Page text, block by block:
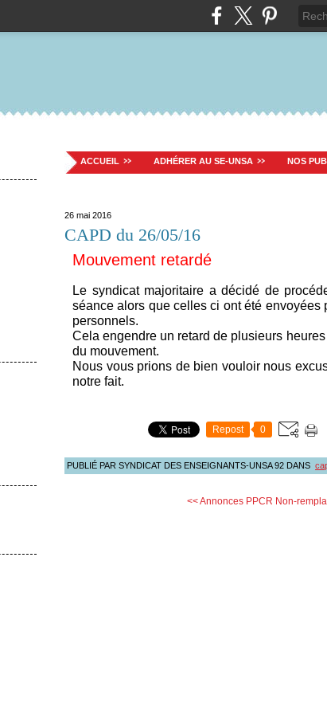
ACCUEIL ADHÉRER AU SE-UNSA NOS
26 mai 2016
CAPD du 26/05/16
Mouvement retardé
Le syndicat majoritaire a décidé de
séance alors que celles ci ont été envoyées
personnels.
Cela engendre un retard de plusieurs
du mouvement.
Nous vous prions de bien vouloir nous
notre fait.
Repost 0
PUBLIÉ PAR SYNDICAT DES ENSEIGNANTS-UNSA 92 DANS
<< Annonces PPCR Non-